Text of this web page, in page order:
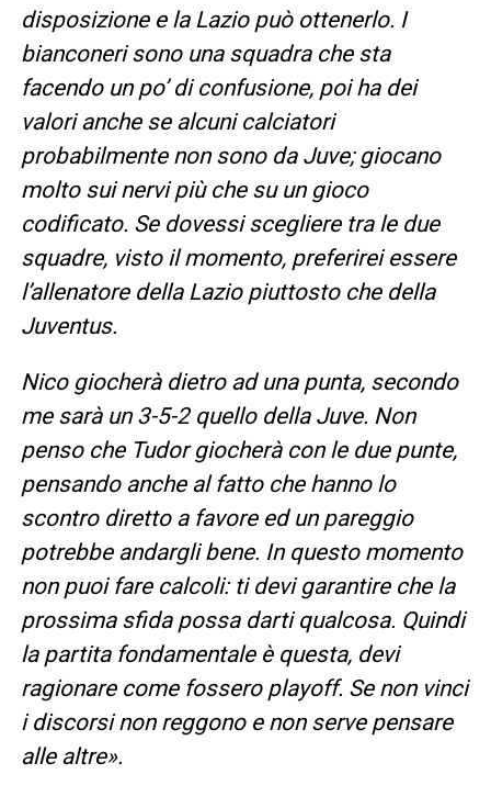
disposizione e la Lazio può ottenerlo. I
bianconeri sono una squadra che sta
facendo un po’ di confusione, poi ha dei
valori anche se alcuni calciatori
probabilmente non sono da Juve; giocano
molto sui nervi più che su un gioco
codificato. Se dovessi scegliere tra le due
squadre, visto il momento, preferirei essere
l’allenatore della Lazio piuttosto che della
Juventus.
Nico giocherà dietro ad una punta, secondo
me sarà un 3-5-2 quello della Juve. Non
penso che Tudor giocherà con le due punte,
pensando anche al fatto che hanno lo
scontro diretto a favore ed un pareggio
potrebbe andargli bene. In questo momento
non puoi fare calcoli: ti devi garantire che la
prossima sfida possa darti qualcosa. Quindi
la partita fondamentale è questa, devi
ragionare come fossero playoff. Se non vinci
i discorsi non reggono e non serve pensare
alle altre».